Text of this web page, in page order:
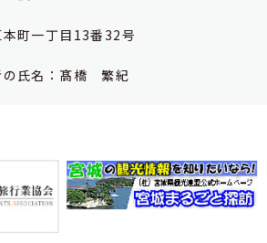
町一丁目13番32号
の氏名：髙橋 繁紀